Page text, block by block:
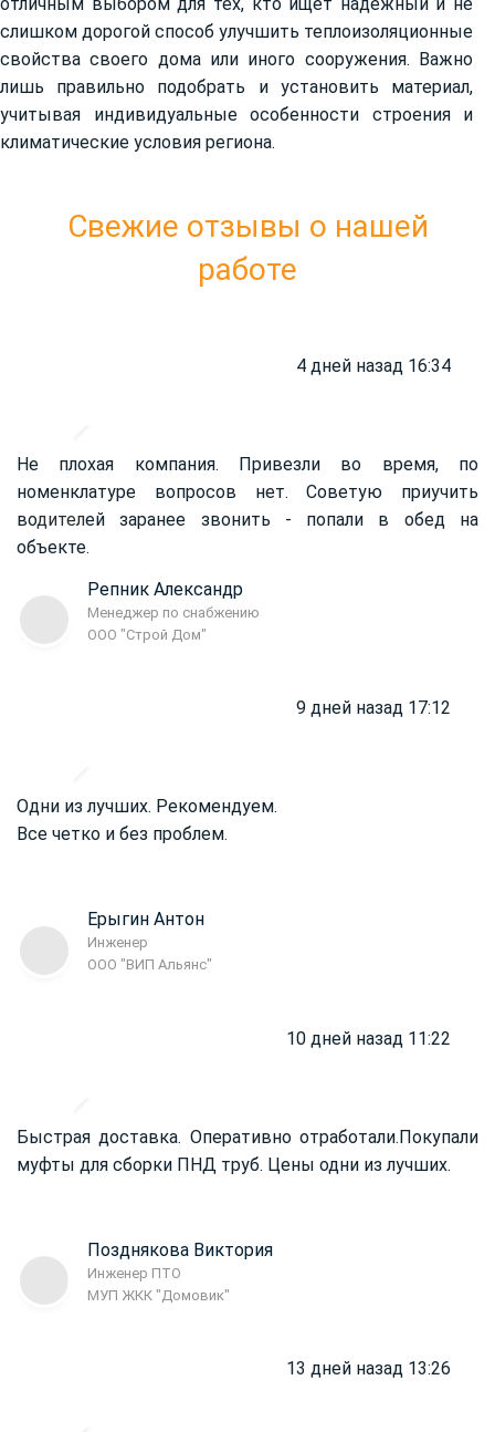
слишком дорогой способ улучшить теплоизоляционные
свойства своего дома или иного сооружения. Важно
лишь правильно подобрать и установить материал,
учитывая индивидуальные особенности строения и
климатические условия региона.
Свежие отзывы о нашей
работе
4 дней назад 16:34
Не плохая компания. Привезли во время, по
номенклатуре вопросов нет. Советую приучить
водителей заранее звонить - попали в обед на
объекте.
Репник Александр
Менеджер по снабжению
ООО "Строй Дом"
9 дней назад 17:12
Одни из лучших. Рекомендуем.
Все четко и без проблем.
Ерыгин Антон
Инженер
ООО "ВИП Альянс"
10 дней назад 11:22
Быстрая доставка. Оперативно отработали.Покупали
муфты для сборки ПНД труб. Цены одни из лучших.
Позднякова Виктория
Инженер ПТО
МУП ЖКК "Домовик"
13 дней назад 13:26